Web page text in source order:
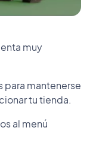
muy
para mantenerse
tu tienda.
al menú